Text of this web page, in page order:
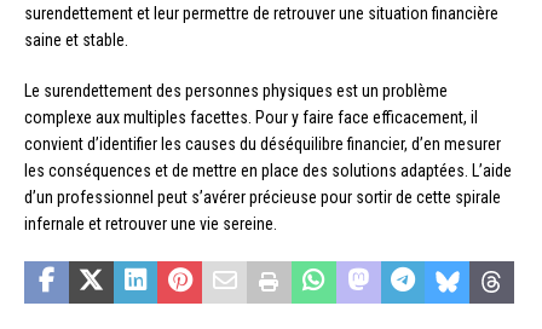
surendettement et leur permettre de retrouver une situation financière
saine et stable.
Le surendettement des personnes physiques est un problème
complexe aux multiples facettes. Pour y faire face efficacement, il
convient d’identifier les causes du déséquilibre financier, d’en mesurer
les conséquences et de mettre en place des solutions adaptées. L’aide
d’un professionnel peut s’avérer précieuse pour sortir de cette spirale
infernale et retrouver une vie sereine.